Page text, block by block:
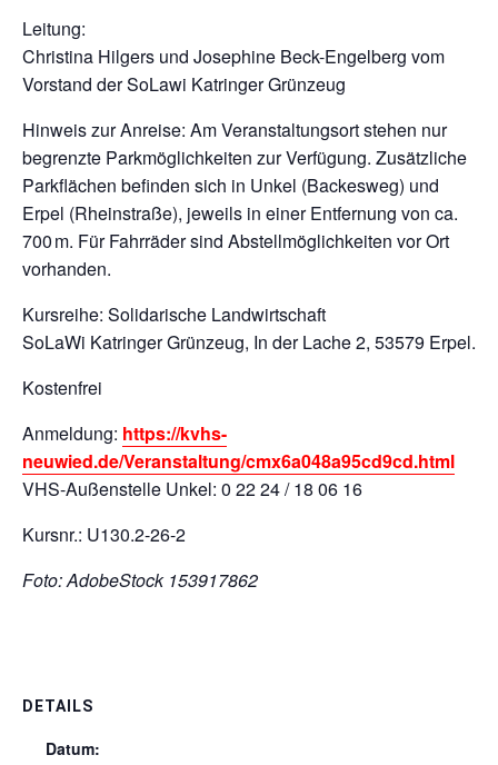
Leitung:
Christina Hilgers und Josephine Beck-Engelberg vom
Vorstand der SoLawi Katringer Grünzeug
Hinweis zur Anreise: Am Veranstaltungsort stehen nur
begrenzte Parkmöglichkeiten zur Verfügung. Zusätzliche
Parkflächen befinden sich in Unkel (Backesweg) und
Erpel (Rheinstraße), jeweils in einer Entfernung von ca.
700 m. Für Fahrräder sind Abstellmöglichkeiten vor Ort
vorhanden.
Kursreihe: Solidarische Landwirtschaft
SoLaWi Katringer Grünzeug, In der Lache 2, 53579 Erpel.
Kostenfrei
Anmeldung: https://kvhs-
neuwied.de/Veranstaltung/cmx6a048a95cd9cd.html
VHS-Außenstelle Unkel: 0 22 24 / 18 06 16
Kursnr.: U130.2-26-2
Foto: AdobeStock 153917862
DETAILS
Datum: